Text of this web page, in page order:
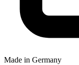
Made in Germany